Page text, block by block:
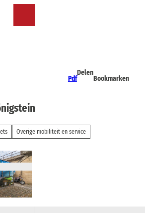
Pdf
Delen
Bookmarken
Overige mobiliteit en service